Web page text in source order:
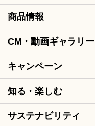
商品情報
CM・動画ギャラリー
キャンペーン
知る・楽しむ
サステナビリティ